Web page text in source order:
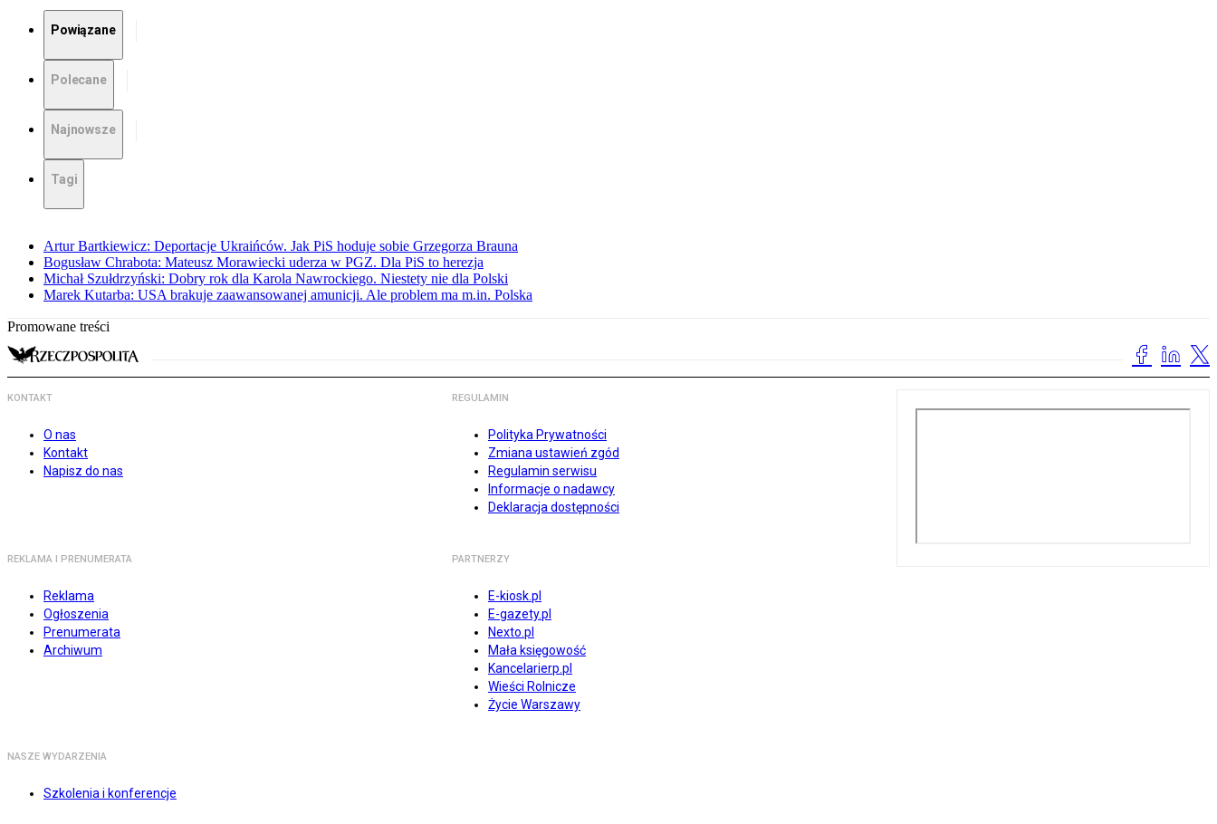
Powiązane
Polecane
Najnowsze
Tagi
Artur Bartkiewicz: Deportacje Ukraińców. Jak PiS hoduje sobie Grzegorza Brauna
Bogusław Chrabota: Mateusz Morawiecki uderza w PGZ. Dla PiS to herezja
Michał Szułdrzyński: Dobry rok dla Karola Nawrockiego. Niestety nie dla Polski
Marek Kutarba: USA brakuje zaawansowanej amunicji. Ale problem ma m.in. Polska
Promowane treści
KONTAKT
O nas
Kontakt
Napisz do nas
REGULAMIN
Polityka Prywatności
Zmiana ustawień zgód
Regulamin serwisu
Informacje o nadawcy
Deklaracja dostępności
REKLAMA I PRENUMERATA
Reklama
Ogłoszenia
Prenumerata
Archiwum
PARTNERZY
E-kiosk.pl
E-gazety.pl
Nexto.pl
Mała księgowość
Kancelarierp.pl
Wieści Rolnicze
Życie Warszawy
NASZE WYDARZENIA
Szkolenia i konferencje